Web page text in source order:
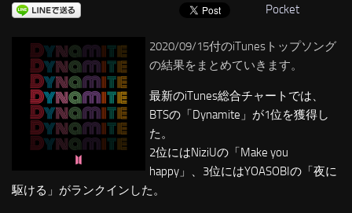
Pocket
2020/09/15付のiTunesトップソング
の結果をまとめていきます。
最新のiTunes総合チャートでは、
BTSの「Dynamite」が1位を獲得し
た。
2位にはNiziUの「Make you
happy」、3位にはYOASOBIの「夜に
駆ける」がランクインした。